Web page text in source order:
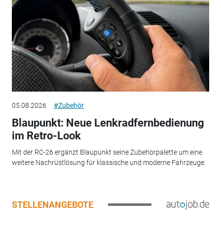
05.08.2026 #Zubehör
Blaupunkt: Neue Lenkradfernbedienung
im Retro-Look
Mit der RC-26 ergänzt Blaupunkt seine Zubehörpalette um eine
weitere Nachrüstlösung für klassische und moderne Fahrzeuge.
STELLENANGEBOTE